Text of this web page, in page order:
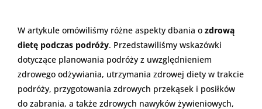
W artykule omówiliśmy różne aspekty dbania o zdrową
dietę podczas podróży. Przedstawiliśmy wskazówki
dotyczące planowania podróży z uwzględnieniem
zdrowego odżywiania, utrzymania zdrowej diety w trakcie
podróży, przygotowania zdrowych przekąsek i posiłków
do zabrania, a także zdrowych nawyków żywieniowych,